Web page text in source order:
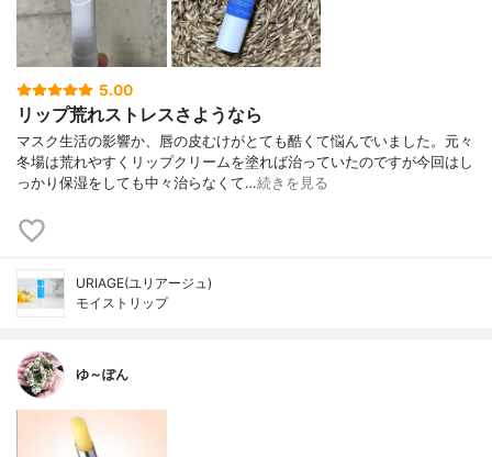
5.00
リップ荒れストレスさようなら
マスク生活の影響か、唇の皮むけがとても酷くて悩んでいました。元々
冬場は荒れやすくリップクリームを塗れば治っていたのですが今回はし
っかり保湿をしても中々治らなくて…続きを見る
URIAGE(ユリアージュ)
モイストリップ
ゆ～ぽん